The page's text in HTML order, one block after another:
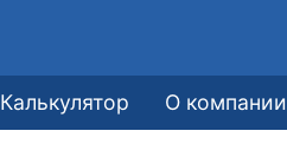
Калькулятор О компании